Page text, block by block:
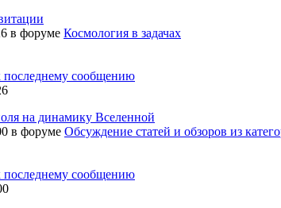
в форуме Космология в задачах
на динамику Вселенной
в форуме Обсуждение статей и обзоров из